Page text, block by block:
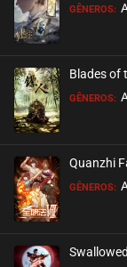
GÊNEROS:
Blades of
GÊNEROS:
Quanzhi
GÊNEROS: